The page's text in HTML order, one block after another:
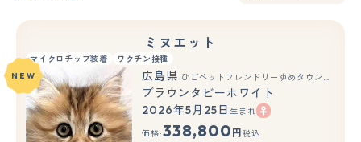
ミヌエット
マイクロチップ装着 ワクチン接種
もっと見る
NEW 広島県 ひごペットフレンドリーゆめタウン廿日市店
ブラウンタビーホワイト
2026年5月25日 生まれ
価格:338,800 円 税込